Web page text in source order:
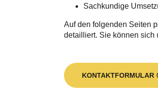
Sachkundige
Auf den folgenden Seiten
detailliert. Sie können sich
KONTAKTFORMULAR